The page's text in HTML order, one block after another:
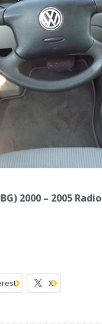
2000 – 2005 Radio
X